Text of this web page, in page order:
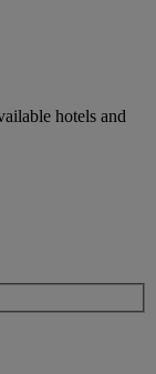
hotels and